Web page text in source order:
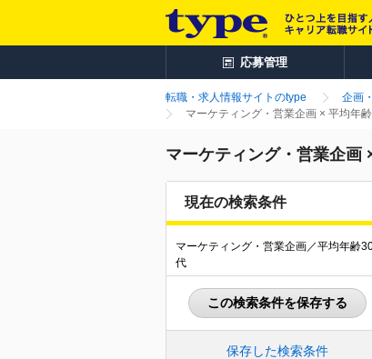
応募管理
転職・求人情報サイトのtype 企画
マーケティング・営業企画 × 平均年
マーケティング・営業企画
現在の検索条件
マーケティング・営業企画／平均年齢
代
この検索条件を保存する
保存した検索条件